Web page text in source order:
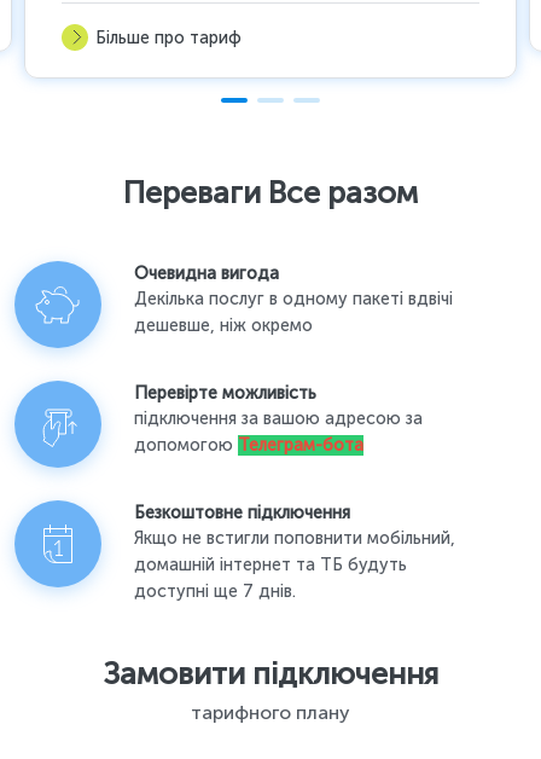
Більше про тариф
Переваги Все разом
Очевидна вигода
Декілька послуг в одному пакеті вдвічі
дешевше, ніж окремо
Перевірте можливість
підключення за вашою адресою за
допомогою Телеграм-бота
Безкоштовне підключення
Якщо не встигли поповнити мобільний,
домашній інтернет та ТБ будуть
доступні ще 7 днів.
Замовити підключення
тарифного плану